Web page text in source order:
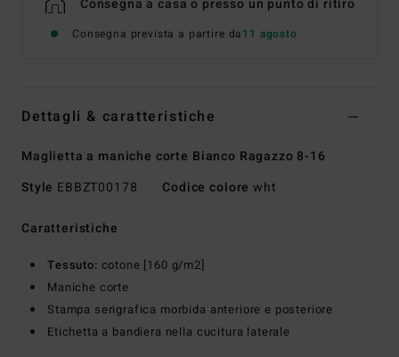
Consegna a casa o presso un punto di ritiro
Consegna prevista a partire da11 agosto
Dettagli & caratteristiche
Maglietta a maniche corte Bianco Ragazzo 8-16
Style EBBZT00178 Codice colore wht
Caratteristiche
Tessuto: cotone [160 g/m2]
Maniche corte
Stampa serigrafica morbida anteriore e posteriore
Etichetta a bandiera nella cucitura laterale